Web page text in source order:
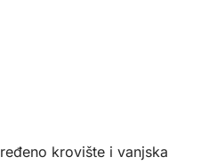
krovište i vanjska